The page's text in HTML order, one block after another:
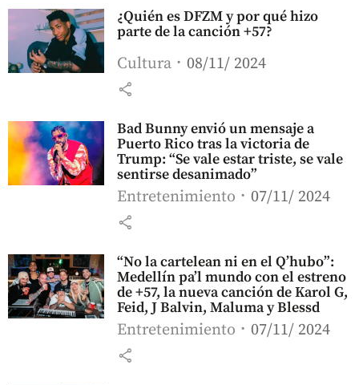
¿Quién es DFZM y por qué hizo
parte de la canción +57?
Cultura 08/11/ 2024
share
Bad Bunny envió un mensaje a
Puerto Rico tras la victoria de
Trump: “Se vale estar triste, se vale
sentirse desanimado”
Entretenimiento 07/11/ 2024
share
“No la cartelean ni en el Q’hubo”:
Medellín pa’l mundo con el estreno
de +57, la nueva canción de Karol G,
Feid, J Balvin, Maluma y Blessd
Entretenimiento 07/11/ 2024
share